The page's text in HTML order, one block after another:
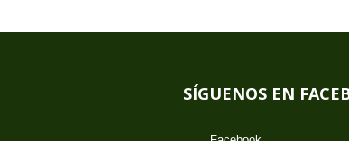
SÍGUENOS EN